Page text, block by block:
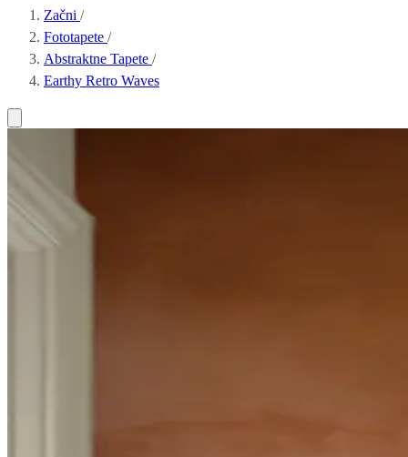
Začni /
Fototapete /
Abstraktne Tapete /
Earthy Retro Waves